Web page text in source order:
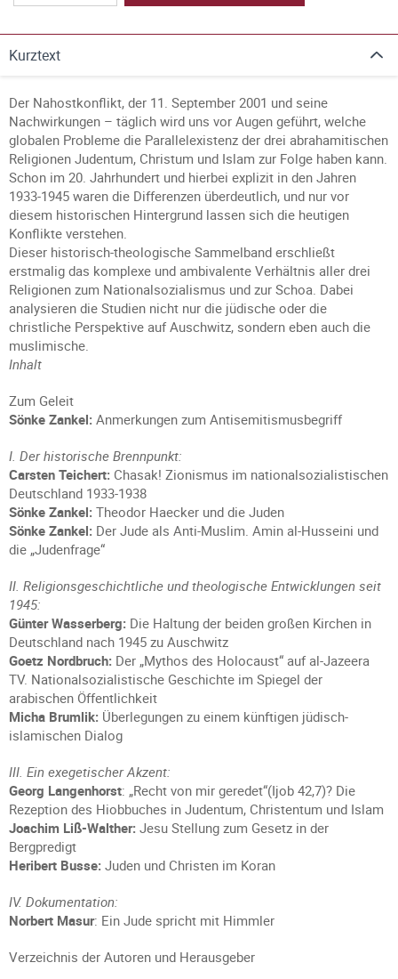
Kurztext
Der Nahostkonflikt, der 11. September 2001 und seine
Nachwirkungen – täglich wird uns vor Augen geführt, welche
globalen Probleme die Parallelexistenz der drei abrahamitischen
Religionen Judentum, Christum und Islam zur Folge haben kann.
Schon im 20. Jahrhundert und hierbei explizit in den Jahren
1933-1945 waren die Differenzen überdeutlich, und nur vor
diesem historischen Hintergrund lassen sich die heutigen
Konflikte verstehen.
Dieser historisch-theologische Sammelband erschließt
erstmalig das komplexe und ambivalente Verhältnis aller drei
Religionen zum Nationalsozialismus und zur Schoa. Dabei
analysieren die Studien nicht nur die jüdische oder die
christliche Perspektive auf Auschwitz, sondern eben auch die
muslimische.
Inhalt
Zum Geleit
Sönke Zankel: Anmerkungen zum Antisemitismusbegriff
I. Der historische Brennpunkt:
Carsten Teichert: Chasak! Zionismus im nationalsozialistischen
Deutschland 1933-1938
Sönke Zankel: Theodor Haecker und die Juden
Sönke Zankel: Der Jude als Anti-Muslim. Amin al-Husseini und
die „Judenfrage“
II. Religionsgeschichtliche und theologische Entwicklungen seit
1945:
Günter Wasserberg: Die Haltung der beiden großen Kirchen in
Deutschland nach 1945 zu Auschwitz
Goetz Nordbruch: Der „Mythos des Holocaust“ auf al-Jazeera
TV. Nationalsozialistische Geschichte im Spiegel der
arabischen Öffentlichkeit
Micha Brumlik: Überlegungen zu einem künftigen jüdisch-
islamischen Dialog
III. Ein exegetischer Akzent:
Georg Langenhorst: „Recht von mir geredet“(Ijob 42,7)? Die
Rezeption des Hiobbuches in Judentum, Christentum und Islam
Joachim Liß-Walther: Jesu Stellung zum Gesetz in der
Bergpredigt
Heribert Busse: Juden und Christen im Koran
IV. Dokumentation:
Norbert Masur: Ein Jude spricht mit Himmler
Verzeichnis der Autoren und Herausgeber